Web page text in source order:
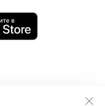
нажимая кнопку